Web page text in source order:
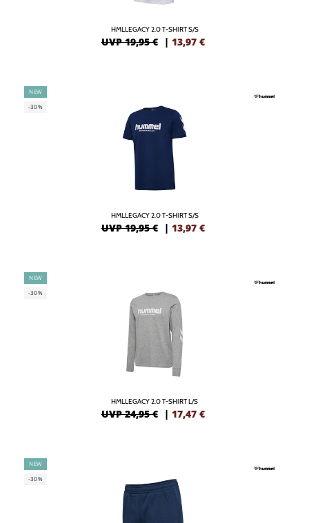
HMLLEGACY 2.0 T-SHIRT S/S
UVP 19,95 € | 13,97 €
NEW
-30%
HMLLEGACY 2.0 T-SHIRT S/S
UVP 19,95 € | 13,97 €
NEW
-30%
HMLLEGACY 2.0 T-SHIRT L/S
UVP 24,95 € | 17,47 €
NEW
-30%